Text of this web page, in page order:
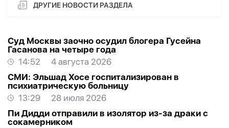
ДРУГИЕ НОВОСТИ РАЗДЕЛА
Суд Москвы заочно осудил блогера Гусейна
Гасанова на четыре года
14:52
4 августа 2026
СМИ: Эльшад Хосе госпитализирован в
психиатрическую больницу
13:29
28 июля 2026
Пи Дидди отправили в изолятор из-за драки с
сокамерником